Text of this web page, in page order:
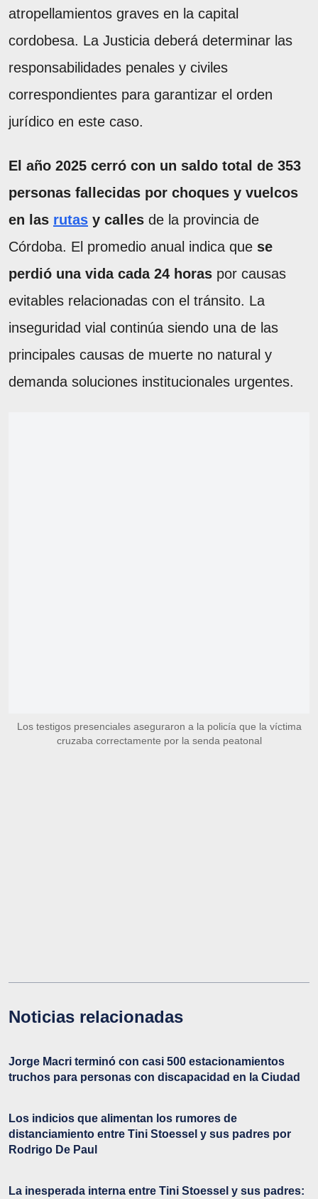
atropellamientos graves en la capital
cordobesa. La Justicia deberá determinar las
responsabilidades penales y civiles
correspondientes para garantizar el orden
jurídico en este caso.
El año 2025 cerró con un saldo total de 353
personas fallecidas por choques y vuelcos
en las rutas y calles de la provincia de
Córdoba. El promedio anual indica que se
perdió una vida cada 24 horas por causas
evitables relacionadas con el tránsito. La
inseguridad vial continúa siendo una de las
principales causas de muerte no natural y
demanda soluciones institucionales urgentes.
Los testigos presenciales aseguraron a la policía que la víctima
cruzaba correctamente por la senda peatonal
Noticias relacionadas
Jorge Macri terminó con casi 500 estacionamientos
truchos para personas con discapacidad en la Ciudad
Los indicios que alimentan los rumores de
distanciamiento entre Tini Stoessel y sus padres por
Rodrigo De Paul
La inesperada interna entre Tini Stoessel y sus padres: